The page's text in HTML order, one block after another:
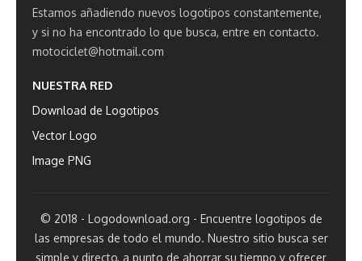
Estamos añadiendo nuevos logotipos constantemente,
y si no ha encontrado lo que busca, entre en contacto.
motociclet@hotmail.com
NUESTRA RED
Download de Logotipos
Vector Logo
Image PNG
© 2018 - Logodownload.org - Encuentre logotipos de
las empresas de todo el mundo. Nuestro sitio busca ser
simple y directo, a punto de ahorrar su tiempo y ofrecer